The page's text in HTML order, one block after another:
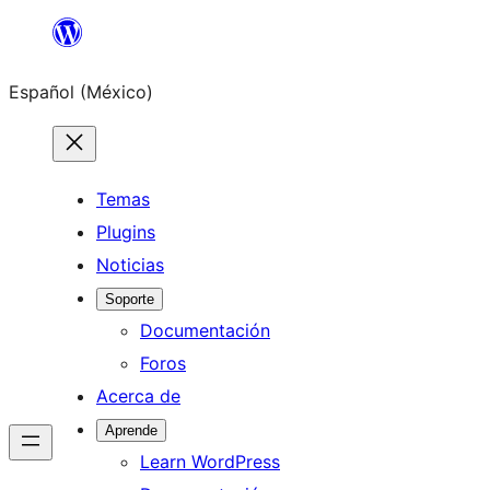
Saltar
contenido
Español (México)
Temas
Plugins
Noticias
Soporte
Documentación
Foros
Acerca de
Aprende
Learn WordPress